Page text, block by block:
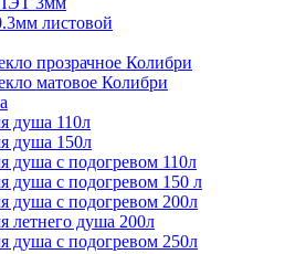
листовой
прозрачное Колибри
матовое Колибри
душа 110л
душа 150л
душа с подогревом 110л
душа с подогревом 150 л
душа с подогревом 200л
летнего душа 200л
душа с подогревом 250л